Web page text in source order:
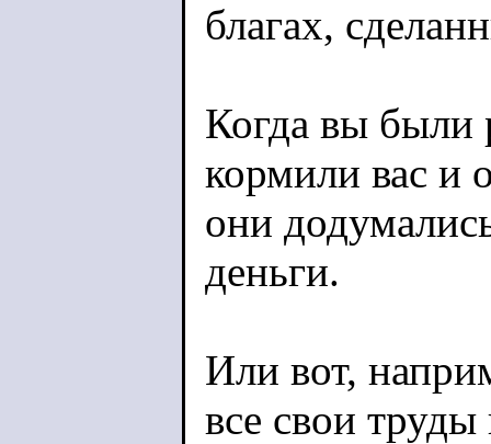
благах,
Когда вы были
кормили вас и
они
деньги.
Или вот,
все свои труды